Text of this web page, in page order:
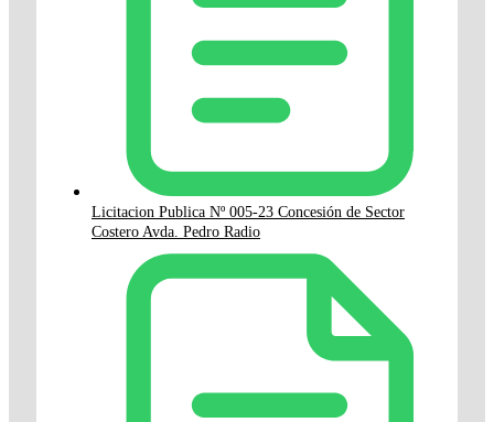
Licitacion Publica Nº 005-23 Concesión de Sector
Costero Avda. Pedro Radio